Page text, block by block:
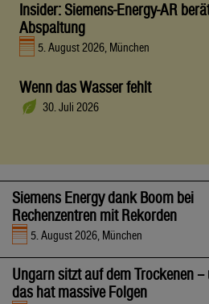
Insider: Siemens-Energy-AR
Abspaltung
5. August 2026, München
Wenn das Wasser fehlt
30. Juli 2026
Siemens Energy dank Boom bei
Rechenzentren mit Rekorden
5. August 2026, München
Ungarn sitzt auf dem Trockenen –
das hat massive Folgen